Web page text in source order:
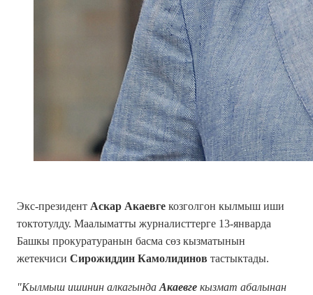
Экс-президент Аскар Акаевге козголгон кылмыш иши
токтотулду. Маалыматты журналисттерге 13-январда
Башкы прокуратуранын басма сөз кызматынын
жетекчиси Сирожиддин Камолидинов тастыктады.
"Кылмыш ишинин алкагында Акаевге кызмат абалынан